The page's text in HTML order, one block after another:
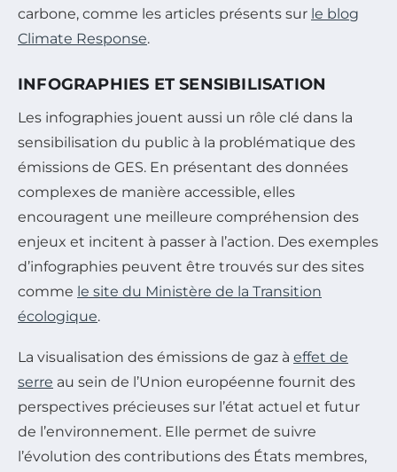
carbone, comme les articles présents sur le blog
Climate Response.
INFOGRAPHIES ET SENSIBILISATION
Les infographies jouent aussi un rôle clé dans la
sensibilisation du public à la problématique des
émissions de GES. En présentant des données
complexes de manière accessible, elles
encouragent une meilleure compréhension des
enjeux et incitent à passer à l’action. Des exemples
d’infographies peuvent être trouvés sur des sites
comme le site du Ministère de la Transition
écologique.
La visualisation des émissions de gaz à effet de
serre au sein de l’Union européenne fournit des
perspectives précieuses sur l’état actuel et futur
de l’environnement. Elle permet de suivre
l’évolution des contributions des États membres,